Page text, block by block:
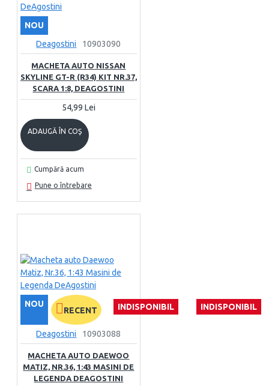
NOU
Deagostini
10903090
MACHETA AUTO NISSAN
SKYLINE GT-R (R34) KIT NR.37,
SCARA 1:8, DEAGOSTINI
54,99 Lei
ADAUGĂ ÎN COŞ
Cumpără acum
Pune o întrebare
NOU
RECENT INDISPONIBIL INDISPONIBIL
Deagostini 10903088
MACHETA AUTO DAEWOO
MATIZ, NR.36, 1:43 MASINI DE
LEGENDA DEAGOSTINI